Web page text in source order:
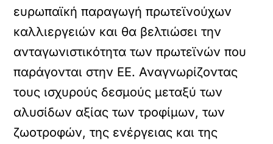
ευρωπαϊκή παραγωγή πρωτεϊνούχων
καλλιεργειών και θα βελτιώσει την
ανταγωνιστικότητα των πρωτεϊνών που
παράγονται στην ΕΕ. Αναγνωρίζοντας
τους ισχυρούς δεσμούς μεταξύ των
αλυσίδων αξίας των τροφίμων, των
ζωοτροφών, της ενέργειας και της